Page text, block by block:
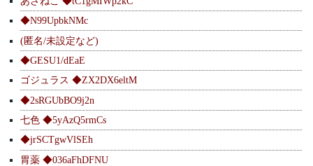
◆N99UpbkNMc
(匿名/未設定など)
◆GESU1/dEaE
ゴジュラス ◆ZX2DX6eltM
◆2sRGUbBO9j2n
七色 ◆5yAzQ5rmCs
◆jrSCTgwVlSEh
胃薬 ◆036aFhDFNU